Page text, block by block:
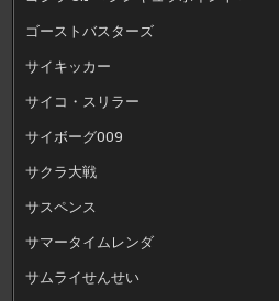
ゴーストバスターズ
サイキッカー
サイコ・スリラー
サイボーグ009
サクラ大戦
サスペンス
サマータイムレンダ
サムライせんせい